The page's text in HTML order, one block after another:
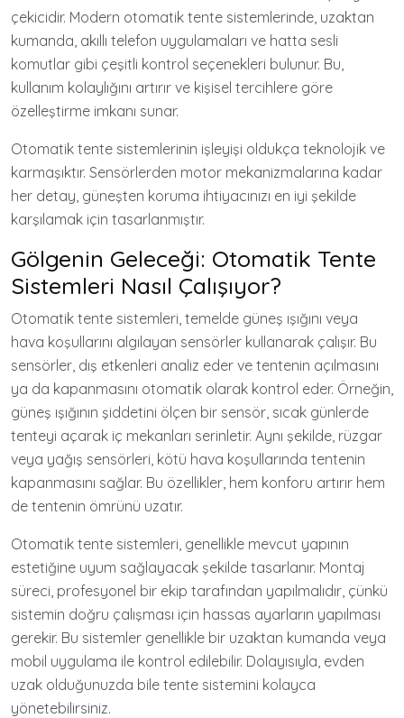
çekicidir. Modern otomatik tente sistemlerinde, uzaktan
kumanda, akıllı telefon uygulamaları ve hatta sesli
komutlar gibi çeşitli kontrol seçenekleri bulunur. Bu,
kullanım kolaylığını artırır ve kişisel tercihlere göre
özelleştirme imkanı sunar.
Otomatik tente sistemlerinin işleyişi oldukça teknolojik ve
karmaşıktır. Sensörlerden motor mekanizmalarına kadar
her detay, güneşten koruma ihtiyacınızı en iyi şekilde
karşılamak için tasarlanmıştır.
Gölgenin Geleceği: Otomatik Tente
Sistemleri Nasıl Çalışıyor?
Otomatik tente sistemleri, temelde güneş ışığını veya
hava koşullarını algılayan sensörler kullanarak çalışır. Bu
sensörler, dış etkenleri analiz eder ve tentenin açılmasını
ya da kapanmasını otomatik olarak kontrol eder. Örneğin,
güneş ışığının şiddetini ölçen bir sensör, sıcak günlerde
tenteyi açarak iç mekanları serinletir. Aynı şekilde, rüzgar
veya yağış sensörleri, kötü hava koşullarında tentenin
kapanmasını sağlar. Bu özellikler, hem konforu artırır hem
de tentenin ömrünü uzatır.
Otomatik tente sistemleri, genellikle mevcut yapının
estetiğine uyum sağlayacak şekilde tasarlanır. Montaj
süreci, profesyonel bir ekip tarafından yapılmalıdır, çünkü
sistemin doğru çalışması için hassas ayarların yapılması
gerekir. Bu sistemler genellikle bir uzaktan kumanda veya
mobil uygulama ile kontrol edilebilir. Dolayısıyla, evden
uzak olduğunuzda bile tente sistemini kolayca
yönetebilirsiniz.